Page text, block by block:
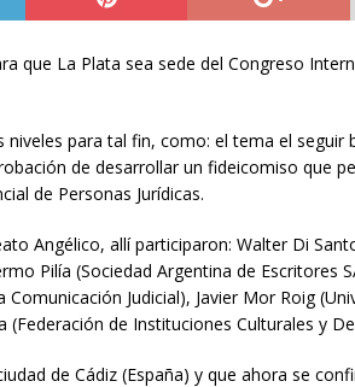
que La Plata sea sede del Congreso
para tal fin, como: el tema el seguir
de desarrollar un fideicomiso que
de Personas Jurídicas.
Angélico, allí participaron: Walter Di
Pilía (Sociedad Argentina de Escritores
Judicial), Javier Mor Roig
de Instituciones Culturales y
de Cádiz (España) y que ahora se